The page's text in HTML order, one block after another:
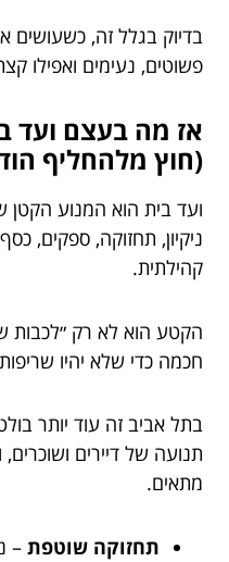
בדיוק בגלל זה, כשעושים
פשוטים, נעימים ואפילו
אז מה בעצם ועד
(חוץ מלהחליף
ועד בית הוא המנוע
ניקיון, תחזוקה, ספקים,
קהילתית.
הקטע הוא לא רק ״לכבות
חכמה כדי שלא יהיו
בתל אביב זה עוד יותר
תנועה של דיירים
מתאים.
תחזוקה שוטפת –